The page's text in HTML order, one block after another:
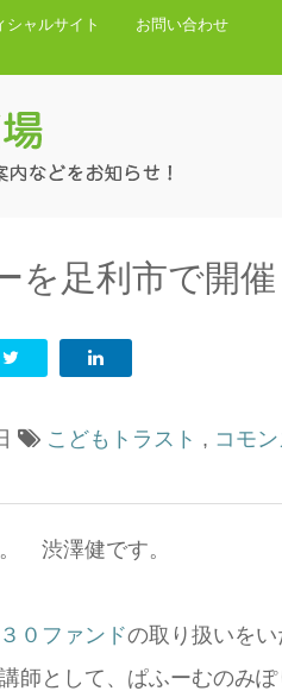
シャルサイト お問い合わせ
を足利市で開催
こどもトラスト , コモ
渋澤健です。
０ファンドの取り扱いを
師として、ぱふーむのみぽ